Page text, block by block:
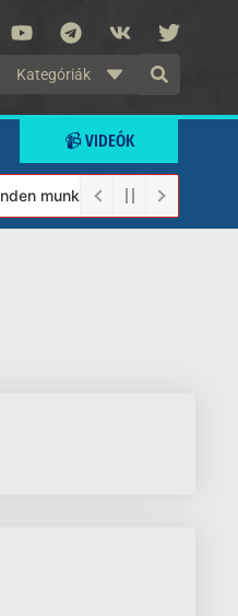
Kategóriák
📹 VIDEÓK
segíteni